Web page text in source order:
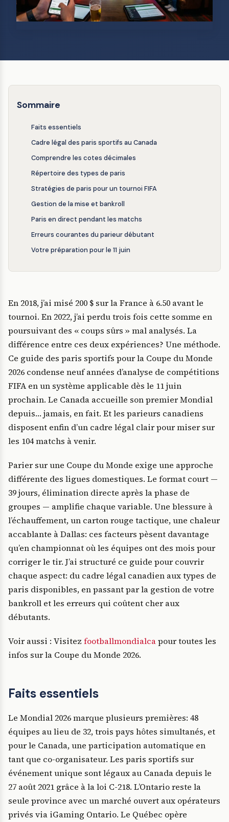
Sommaire
Faits essentiels
Cadre légal des paris sportifs au Canada
Comprendre les cotes décimales
Répertoire des types de paris
Stratégies de paris pour un tournoi FIFA
Gestion de la mise et bankroll
Paris en direct pendant les matchs
Erreurs courantes du parieur débutant
Votre préparation pour le 11 juin
En 2018, j’ai misé 200 $ sur la France à 6.50 avant le
tournoi. En 2022, j’ai perdu trois fois cette somme en
poursuivant des « coups sûrs » mal analysés. La
différence entre ces deux expériences? Une méthode.
Ce guide des paris sportifs pour la Coupe du Monde
2026 condense neuf années d’analyse de compétitions
FIFA en un système applicable dès le 11 juin
prochain. Le Canada accueille son premier Mondial
depuis… jamais, en fait. Et les parieurs canadiens
disposent enfin d’un cadre légal clair pour miser sur
les 104 matchs à venir.
Parier sur une Coupe du Monde exige une approche
différente des ligues domestiques. Le format court —
39 jours, élimination directe après la phase de
groupes — amplifie chaque variable. Une blessure à
l’échauffement, un carton rouge tactique, une chaleur
accablante à Dallas: ces facteurs pèsent davantage
qu’en championnat où les équipes ont des mois pour
corriger le tir. J’ai structuré ce guide pour couvrir
chaque aspect: du cadre légal canadien aux types de
paris disponibles, en passant par la gestion de votre
bankroll et les erreurs qui coûtent cher aux
débutants.
Voir aussi : Visitez footballmondialcapour toutes les
infos sur la Coupe du Monde 2026.
Faits essentiels
Le Mondial 2026 marque plusieurs premières: 48
équipes au lieu de 32, trois pays hôtes simultanés, et
pour le Canada, une participation automatique en
tant que co-organisateur. Les paris sportifs sur
événement unique sont légaux au Canada depuis le
27 août 2021 grâce à la loi C-218. L’Ontario reste la
seule province avec un marché ouvert aux opérateurs
privés via iGaming Ontario. Le Québec opère